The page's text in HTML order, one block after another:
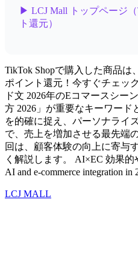
▶ LCJ Mall トップページ
ト還元）
TikTok Shopで購入した商品は
ポイント還元！今すぐチェッ
ド文 2026年のEコマースシー
方 2026」が重要なキーワー
を的確に捉え、パーソナライ
で、売上を増加させる最先端
回は、顧客体験の向上に寄与
く解説します。 AI×EC 効果的
AI and e-commerce integration
LCJ MALL